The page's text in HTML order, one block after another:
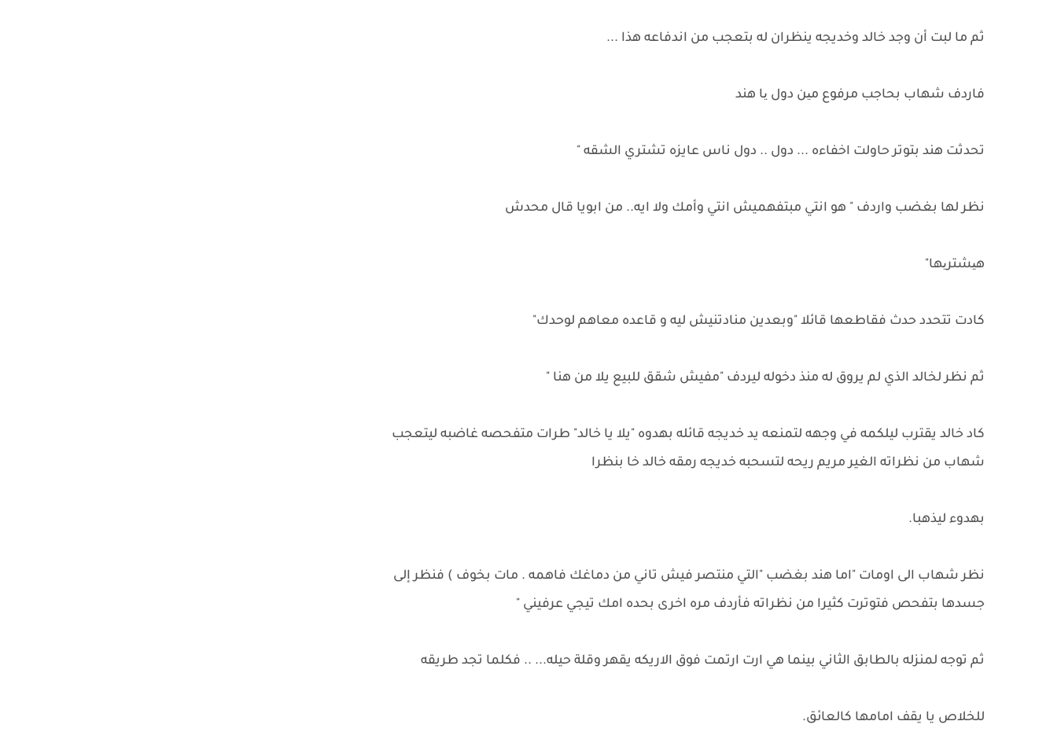
ثم ما لبت أن وجد خالد وخديجه ينظران له بتعجب من اندفاعه هذا ...
فاردف شهاب بحاجب مرفوع مین دول یا هند
تحدثت هند بتوتر حاولت اخفاءه ... دول .. دول ناس عايزه تشتري الشقه "
نظر لها بغضب واردف " هو انتي مبتفهميش انتي وأمك ولا ايه.. من ابويا قال محدش
هیشتریها"
كادت تتحدد حدث فقاطعها قائلا "وبعدين منادتنيش ليه و قاعده معاهم لوحدك"
ثم نظر لخالد الذي لم يروق له منذ دخوله ليردف "مفيش شقق للبيع يلا من هنا "
كاد خالد يقترب ليلكمه في وجهه لتمنعه يد خديجه قائله بهدوه "يلا يا خالد" طرات متفحصه غاضبه ليتعجب
شهاب من نظراته الغير مريم ريحه لتسحبه خديجه رمقه خالد خا بنظرا
بهدوء ليذهبا.
نظر شهاب الى اومات "اما هند بغضب "التي منتصر فيش تاني من دماغك فاهمه . مات بخوف ) فنظر إلى
جسدها بتفحص فتوترت كثيرا من نظراته فأردف مره اخرى بحده امك تيجي عرفيني "
ثم توجه لمنزله بالطابق الثاني بينما هي ارت ارتمت فوق الاريكه يقهر وقلة حيله... .. فكلما تجد طريقه
للخلاص يا يقف امامها كالعائق.